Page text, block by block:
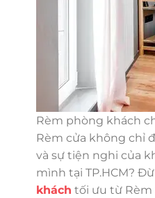
Rèm phòng khách
Rèm cửa không chỉ
và sự tiện nghi của
mình tại TP.HCM?
khách tối ưu từ Rèm